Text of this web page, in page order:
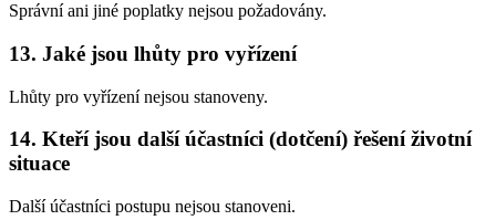
Správní ani jiné poplatky nejsou požadovány.
13. Jaké jsou lhůty pro vyřízení
Lhůty pro vyřízení nejsou stanoveny.
14. Kteří jsou další účastníci (dotčení) řešení životní
situace
Další účastníci postupu nejsou stanoveni.